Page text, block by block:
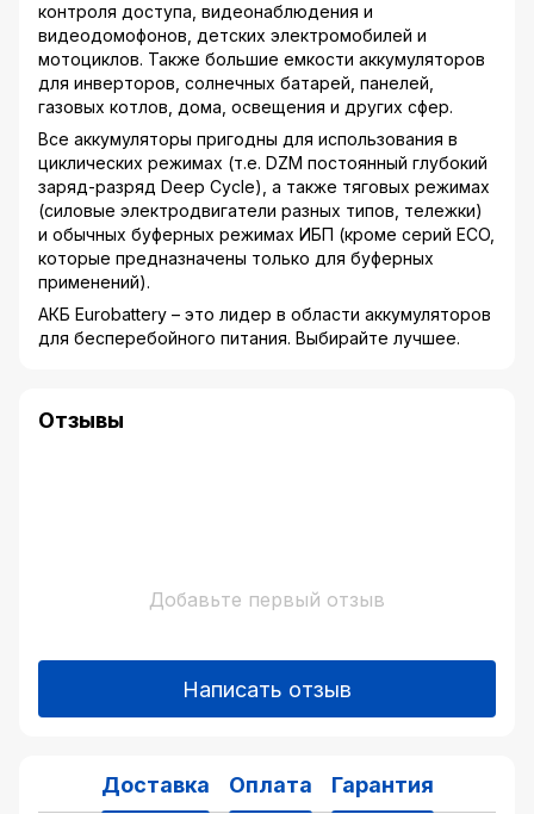
контроля доступа, видеонаблюдения и
видеодомофонов, детских электромобилей и
мотоциклов. Также большие емкости аккумуляторов
для инверторов, солнечных батарей, панелей,
газовых котлов, дома, освещения и других сфер.
Все аккумуляторы пригодны для использования в
циклических режимах (т.е. DZM постоянный глубокий
заряд-разряд Deep Cycle), а также тяговых режимах
(силовые электродвигатели разных типов, тележки)
и обычных буферных режимах ИБП (кроме серий ECO,
которые предназначены только для буферных
применений).
АКБ Eurobattery – это лидер в области аккумуляторов
для бесперебойного питания. Выбирайте лучшее.
Отзывы
Добавьте первый отзыв
Написать отзыв
Доставка Оплата Гарантия